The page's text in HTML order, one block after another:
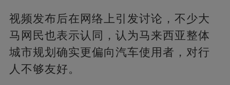
视频发布后在网络上引发讨论，不少大
马网民也表示认同，认为马来西亚整体
城市规划确实更偏向汽车使用者，对行
人不够友好。